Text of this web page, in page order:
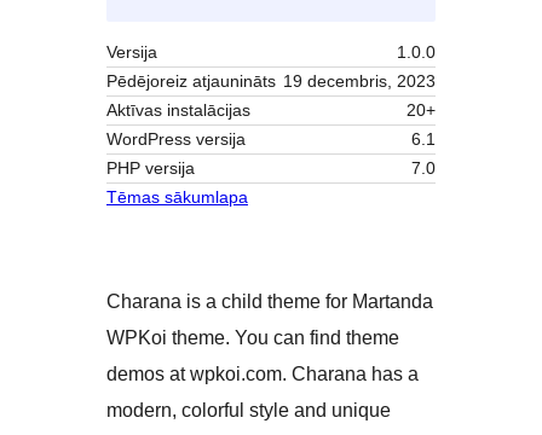
Versija
1.0.0
Pēdējoreiz atjaunināts 19 decembris, 2023
Aktīvas instalācijas
20+
WordPress versija
6.1
PHP versija
7.0
Tēmas sākumlapa
Charana is a child theme for Martanda
WPKoi theme. You can find theme
demos at wpkoi.com. Charana has a
modern, colorful style and unique